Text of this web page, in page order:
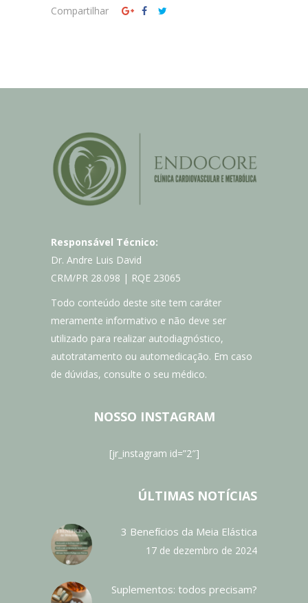
Compartilhar
Responsável Técnico:
Dr. Andre Luis David
CRM/PR 28.098 | RQE 23065
Todo conteúdo deste site tem caráter
meramente informativo e não deve ser
utilizado para realizar autodiagnóstico,
autotratamento ou automedicação. Em caso
de dúvidas, consulte o seu médico.
NOSSO INSTAGRAM
[jr_instagram id=”2″]
ÚLTIMAS NOTÍCIAS
3 Benefícios da Meia Elástica
17 de dezembro de 2024
Suplementos: todos precisam?